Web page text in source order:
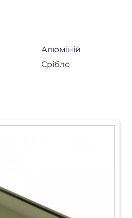
Алюміній
Срібло